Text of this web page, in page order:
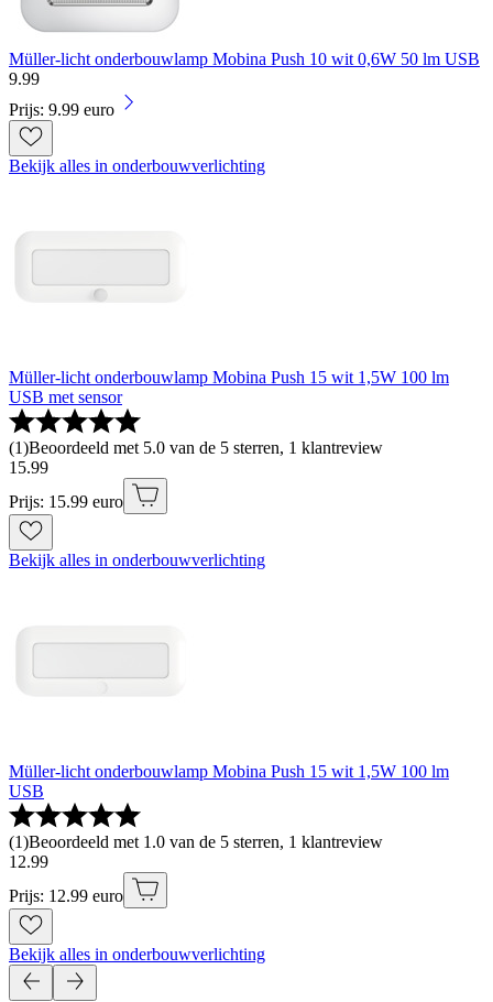
Müller-licht onderbouwlamp Mobina Push 10 wit 0,6W 50 lm USB
9.99
Prijs: 9.99 euro
Bekijk alles in onderbouwverlichting
Müller-licht onderbouwlamp Mobina Push 15 wit 1,5W 100 lm
USB met sensor
(1)Beoordeeld met 5.0 van de 5 sterren, 1 klantreview
15.99
Prijs: 15.99 euro
Bekijk alles in onderbouwverlichting
Müller-licht onderbouwlamp Mobina Push 15 wit 1,5W 100 lm
USB
(1)Beoordeeld met 1.0 van de 5 sterren, 1 klantreview
12.99
Prijs: 12.99 euro
Bekijk alles in onderbouwverlichting